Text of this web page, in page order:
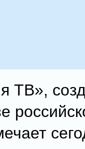
ТВ»,